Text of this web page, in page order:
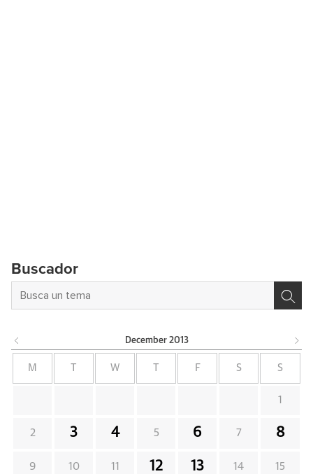
Buscador
December 2013
M W F S S
1
2 3 4 5 6 7 8
9 10 11 12 13 14 15